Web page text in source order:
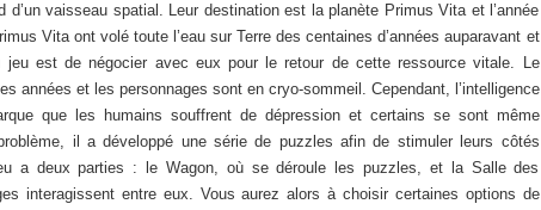
d’un vaisseau spatial. Leur destination est la planète Primus Vita et l’année
Vita ont volé toute l’eau sur Terre des centaines d’années auparavant et
jeu est de négocier avec eux pour le retour de cette ressource vitale. Le
années et les personnages sont en cryo-sommeil. Cependant, l’intelligence
que les humains souffrent de dépression et certains se sont même
il a développé une série de puzzles afin de stimuler leurs côtés
a deux parties : le Wagon, où se déroule les puzzles, et la Salle des
interagissent entre eux. Vous aurez alors à choisir certaines options de